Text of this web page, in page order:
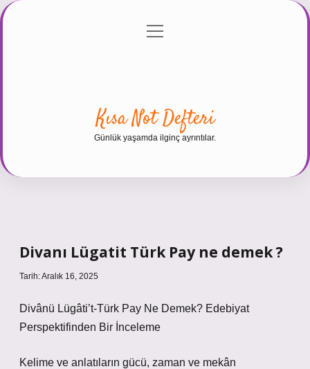
Gizlilik Politikası
menüyü
Kısa Not Defteri
Günlük yaşamda ilginç ayrıntılar.
Divanı Lügatit Türk Pay ne demek ?
Tarih: Aralık 16, 2025
Divânü Lügâti’t-Türk Pay Ne Demek? Edebiyat
Perspektifinden Bir İnceleme
Kelime ve anlatıların gücü, zaman ve mekân